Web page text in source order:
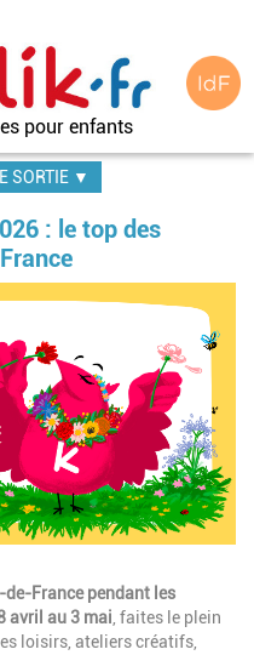
pour enfants
SORTIE ▼
: le top des
France pendant les
avril au 3 mai , faites le plein
loisirs, ateliers créatifs,